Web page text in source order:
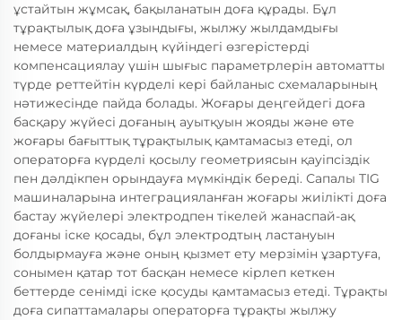
ұстайтын жұмсақ, бақыланатын доға құрады. Бұл
тұрақтылық доға ұзындығы, жылжу жылдамдығы
немесе материалдың күйіндегі өзгерістерді
компенсациялау үшін шығыс параметрлерін автоматты
түрде реттейтін күрделі кері байланыс схемаларының
нәтижесінде пайда болады. Жоғары деңгейдегі доға
басқару жүйесі доғаның ауытқуын жояды және өте
жоғары бағыттық тұрақтылық қамтамасыз етеді, ол
операторға күрделі қосылу геометриясын қауіпсіздік
пен дәлдікпен орындауға мүмкіндік береді. Сапалы TIG
машиналарына интеграцияланған жоғары жиілікті доға
бастау жүйелері электродпен тікелей жанаспай-ақ
доғаны іске қосады, бұл электродтың ластануын
болдырмауға және оның қызмет ету мерзімін ұзартуға,
сонымен қатар тот басқан немесе кірлеп кеткен
беттерде сенімді іске қосуды қамтамасыз етеді. Тұрақты
доға сипаттамалары операторға тұрақты жылжу